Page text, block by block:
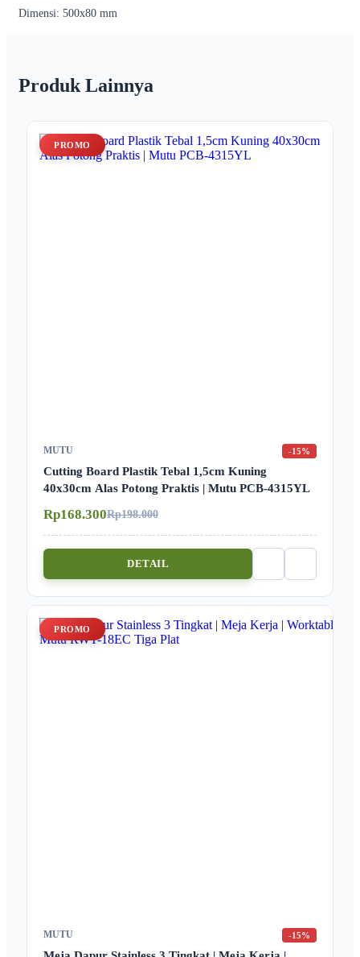
Dimensi: 500x80 mm
Produk Lainnya
PROMO
MUTU -15%
Cutting Board Plastik Tebal 1,5cm Kuning
40x30cm Alas Potong Praktis | Mutu PCB-4315YL
Rp168.300Rp198.000
DETAIL
PROMO
MUTU -15%